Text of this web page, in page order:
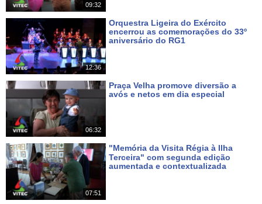
09:32
12:36
Orquestra Ligeira do Exército
encerrou as comemorações do 33º
aniversário do RG1
06:32
Praça Velha promove diversão a
avós e netos em dia especial
07:51
"Memória da Visita Régia à Ilha
Terceira" com segunda edição
aumentada e contextualizada